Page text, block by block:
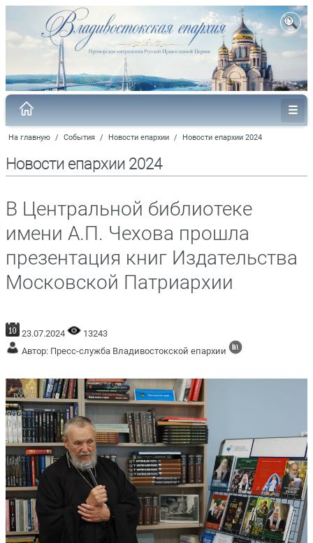
На главную / События / Новости епархии / Новости епархии 2024
Новости епархии 2024
В Центральной библиотеке
имени А.П. Чехова прошла
презентация книг Издательства
Московской Патриархии
23.07.2024
13243
Автор: Пресс-служба Владивостокской епархии